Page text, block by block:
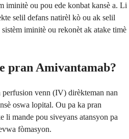
iminitè ou pou ede konbat kansè a. Li
selil defans natirèl kò ou ak selil
iminitè ou rekonèt ak atake timè
pran Amivantamab?
venn (IV) dirèkteman nan
oswa lopital. Ou pa ka pran
li mande pou siveyans atansyon pa
fòmasyon.